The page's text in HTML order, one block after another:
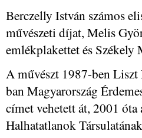
Berczelly István számos
művészeti díjat, Melis
emlékplakettet és
A művészt 1987-ben
ban Magyarország
címet vehetett át, 2001
Halhatatlanok